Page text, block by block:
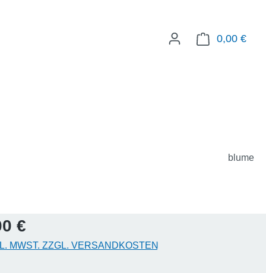
0,00 €
blume
€
MWST. ZZGL. VERSANDKOSTEN